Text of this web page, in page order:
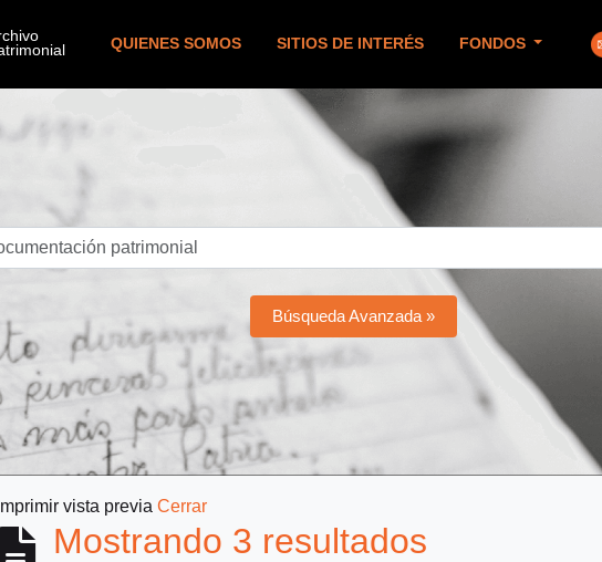
QUIENES SOMOS SITIOS DE INTERÉS FONDOS
Búsqueda Avanzada »
Imprimir vista previa Cerrar
Mostrando 3 resultados